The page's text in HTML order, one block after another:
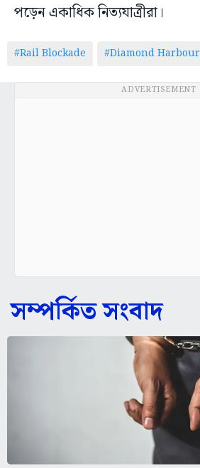
পড়েন একাধিক নিত্যযাত্রীরা।
#Rail Blockade #Diamond Harbour
ADVERTISEMENT
সম্পর্কিত সংবাদ